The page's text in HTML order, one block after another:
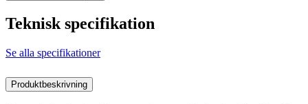
Teknisk specifikation
Se alla specifikationer
Produktbeskrivning